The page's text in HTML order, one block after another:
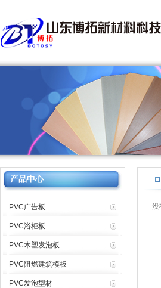
没
产品中心
PVC广告板
PVC浴柜板
PVC木塑发泡板
PVC阻燃建筑模板
PVC发泡型材